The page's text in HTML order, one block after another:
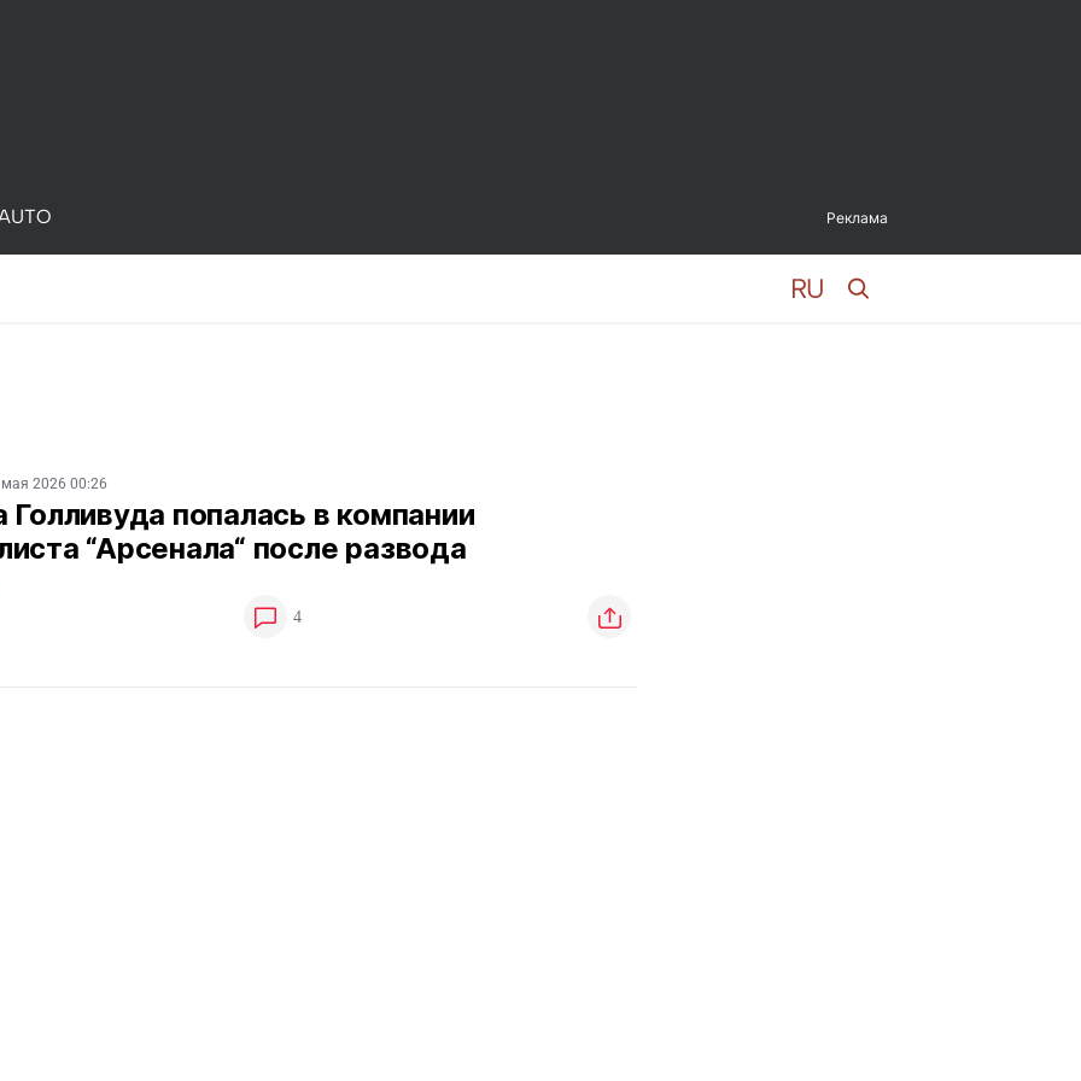
Реклама
2026 00:26
Голливуда попалась в компании
“Арсенала“ после развода
4